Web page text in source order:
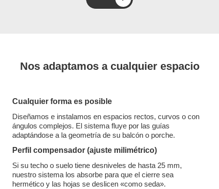
Nos adaptamos a cualquier espacio
Cualquier forma es posible
Diseñamos e instalamos en espacios rectos, curvos o con
ángulos complejos. El sistema fluye por las guías
adaptándose a la geometría de su balcón o porche.
Perfil compensador (ajuste milimétrico)
Si su techo o suelo tiene desniveles de hasta 25 mm,
nuestro sistema los absorbe para que el cierre sea
hermético y las hojas se deslicen «como seda».